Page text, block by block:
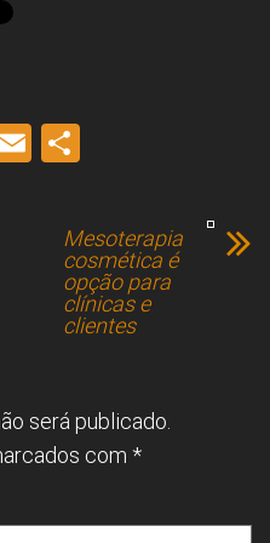
E
ar
e
Mesoterapia
cosmética é
opção para
clínicas e
clientes
será publicado.
com *